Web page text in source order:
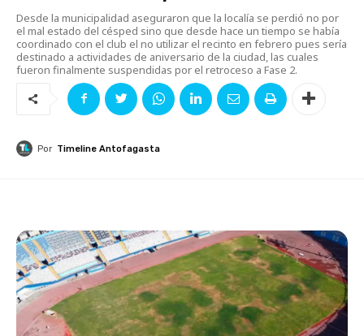
Desde la municipalidad aseguraron que la localía se perdió no por
el mal estado del césped sino que desde hace un tiempo se había
coordinado con el club el no utilizar el recinto en febrero pues sería
destinado a actividades de aniversario de la ciudad, las cuales
fueron finalmente suspendidas por el retroceso a Fase 2.
Por Timeline Antofagasta